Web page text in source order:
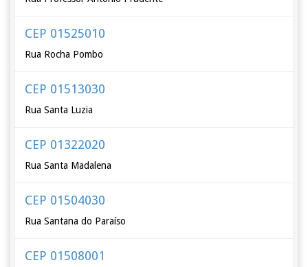
CEP 01525010
Rua Rocha Pombo
CEP 01513030
Rua Santa Luzia
CEP 01322020
Rua Santa Madalena
CEP 01504030
Rua Santana do Paraíso
CEP 01508001